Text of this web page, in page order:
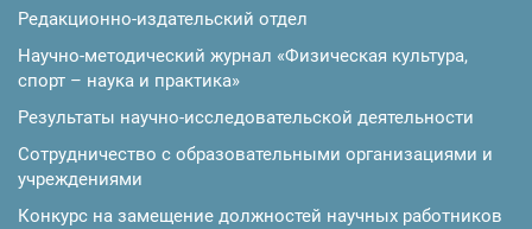
Редакционно-издательский отдел
Научно-методический журнал «Физическая культура,
спорт – наука и практика»
Результаты научно-исследовательской деятельности
Сотрудничество с образовательными организациями и
учреждениями
Конкурс на замещение должностей научных работников